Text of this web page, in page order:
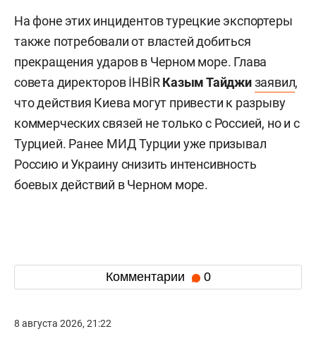
На фоне этих инцидентов турецкие экспортеры
также потребовали от властей добиться
прекращения ударов в Черном море. Глава
совета директоров İHBİRКазым Тайджизаявил,
что действия Киева могут привести к разрыву
коммерческих связей не только с Россией, но и с
Турцией. Ранее МИД Турции уже призывал
Россию и Украину снизить интенсивность
боевых действий в Черном море.
Комментарии 0
8 августа 2026, 21:22